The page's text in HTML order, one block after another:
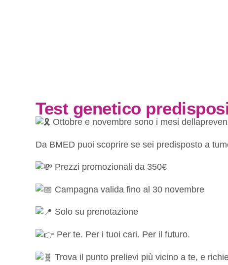
Test genetico
Ottobre e novembre sono i mesi
Da BMED puoi scoprire se sei predisposto a
Prezzi promozionali da 350€
Campagna valida fino al 30 novembre
Solo su prenotazione
Per te. Per i tuoi cari. Per il futuro.
Trova il punto prelievi più vicino a te, e